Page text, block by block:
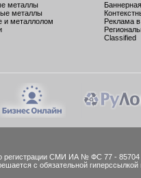
металлы
металлы
и металлолом
Реклама
Classified
регистрации СМИ ИА № ФС 77 - 85704
с обязательной гиперссылкой